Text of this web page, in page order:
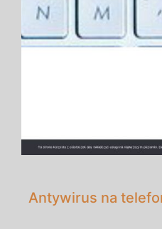
Antywirus na